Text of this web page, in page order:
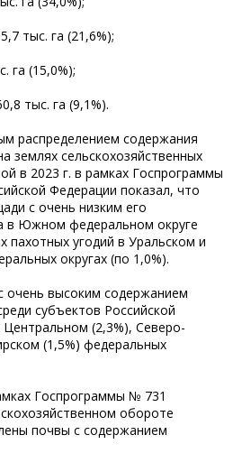
тыс. га (21,6%);
га (15,0%);
тыс. га (9,1%).
распределением содержания
землях сельскохозяйственных
в 2023 г. в рамках Госпрограммы
Федерации показал, что
с очень низким его
в Южном федеральном округе
пахотных угодий в Уральском и
округах (по 1,0%).
высоким содержанием
субъектов Российской
(2,3%), Северо-
(1,5%) федеральных
Госпрограммы № 731
обороте
почвы с содержанием